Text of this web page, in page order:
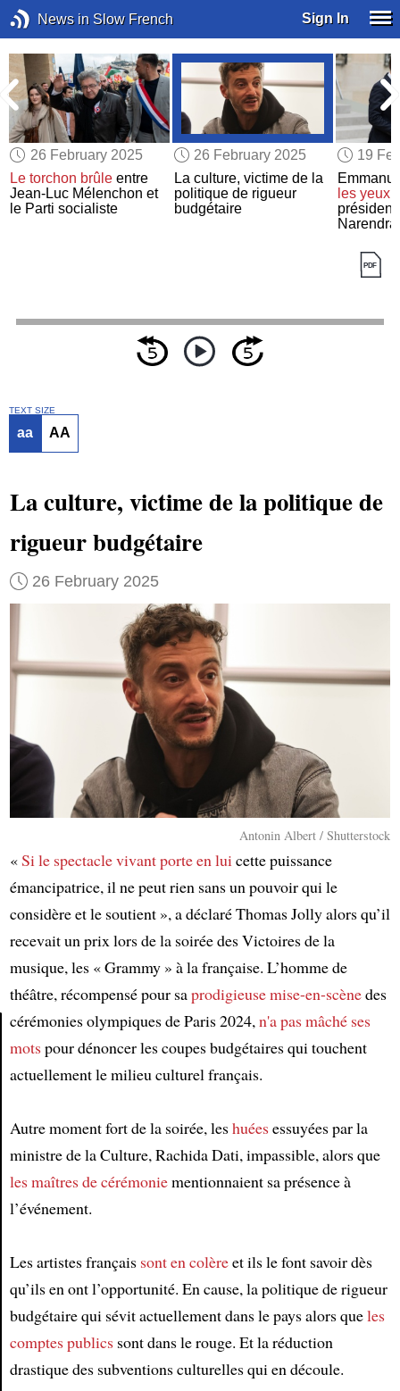
News in Slow French Sign In
26 February 2025
Le torchon brûle entre
Jean-Luc Mélenchon et
le Parti socialiste
26 February 2025
La culture, victime de la
politique de rigueur
budgétaire
19
les yeux
TEXT SIZE
aa AA
La culture, victime de la politique de
rigueur budgétaire
26 February 2025
Antonin Albert / Shutterstock
«Si le spectacle vivantporte en luicette puissance
émancipatrice, il ne peut rien sans un pouvoir qui le
considère et le soutient », a déclaré Thomas Jolly alors qu’il
recevait un prix lors de la soirée des Victoires de la
musique, les « Grammy » à la française. L’homme de
théâtre, récompensé pour saprodigieuse mise-en-scènedes
cérémonies olympiques de Paris 2024,n'a pas mâché ses
motspour dénoncer les coupes budgétaires qui touchent
actuellement le milieu culturel français.
Autre moment fort de la soirée, leshuéesessuyées par la
ministre de la Culture, Rachida Dati, impassible, alors que
les maîtres de cérémoniementionnaient sa présence à
l’événement.
Les artistes français sont en colèreet ils le font savoir dès
qu’ils en ont l’opportunité. En cause, la politique de rigueur
budgétaire qui sévit actuellement dans le pays alors queles
comptes publicssont dans le rouge. Et la réduction
drastique des subventions culturelles qui en découle.